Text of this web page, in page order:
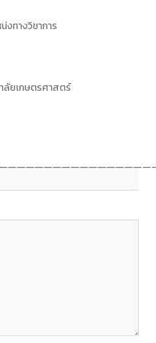
งทางวิชาการ
ลัยเกษตรศาสตร์